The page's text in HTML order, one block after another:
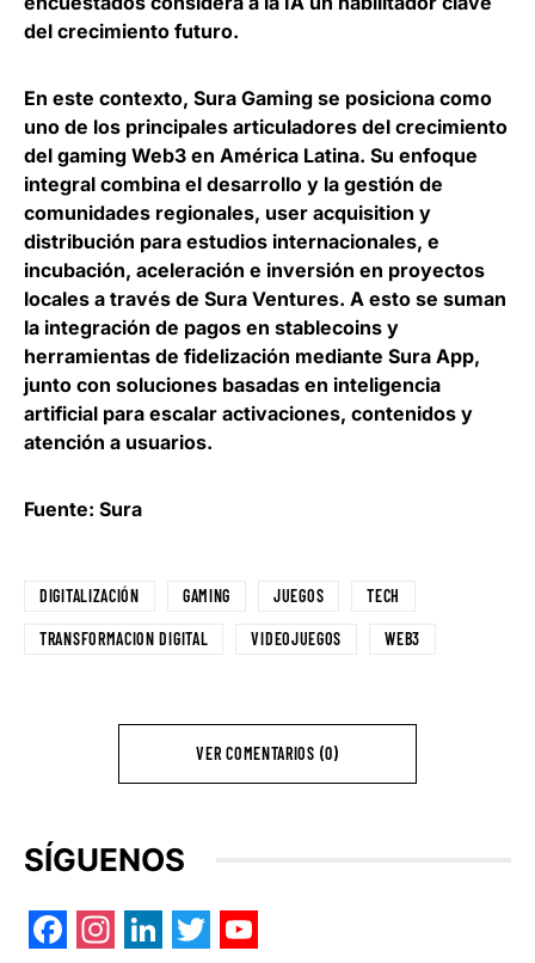
del crecimiento futuro.
En este contexto, Sura Gaming se posiciona como
uno de los principales articuladores del crecimiento
del gaming Web3 en América Latina. Su enfoque
integral combina el desarrollo y la gestión de
comunidades regionales, user acquisition y
distribución para estudios internacionales, e
incubación, aceleración e inversión en proyectos
locales a través de Sura Ventures. A esto se suman
la integración de pagos en stablecoins y
herramientas de fidelización mediante Sura App,
junto con soluciones basadas en inteligencia
artificial para escalar activaciones, contenidos y
atención a usuarios.
Fuente: Sura
DIGITALIZACIÓN GAMING JUEGOS TECH
TRANSFORMACION DIGITAL VIDEOJUEGOS WEB3
VER COMENTARIOS (0)
SÍGUENOS